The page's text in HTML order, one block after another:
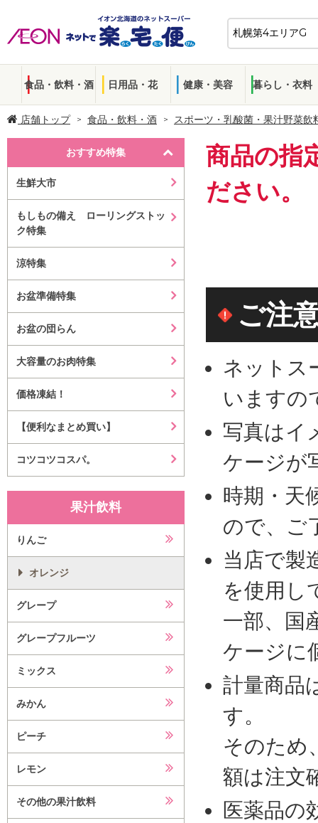
食品・飲料・酒 日用品・花 健康・美容 暮らし・衣料
店舗トップ 食品・飲料・酒 スポーツ・乳酸菌・果汁野菜飲
おすすめ特集
生鮮大市
もしもの備え ローリングストッ
ク特集
涼特集
お盆準備特集
お盆の団らん
大容量のお肉特集
価格凍結！
【便利なまとめ買い】
コツコツコスパ。
果汁飲料
りんご
オレンジ
グレープ
グレープフルーツ
ミックス
みかん
ピーチ
レモン
その他の果汁飲料
商品の指
ださい。
ご注
ネットス
いますの
写真はイ
ケージが
時期・天
ので、ご
当店で製
を使用し
一部、国
ケージに
計量商品
す。
そのため
額は注文
医薬品の